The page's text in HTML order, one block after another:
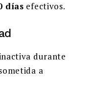
días efectivos.
durante
a